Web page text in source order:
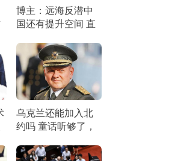
博主：远海反潜中
国还有提升空间 直
乌克兰还能加入北
约吗 童话听够了，